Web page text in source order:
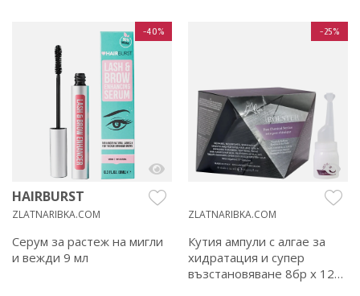
-40%
HAIRBURST
ZLATNARIBKA.COM
Серум за растеж на мигли
и вежди 9 мл
-25%
ZLATNARIBKA.COM
Кутия ампули с алгае за
хидратация и супер
възстановяване 8бр х 12